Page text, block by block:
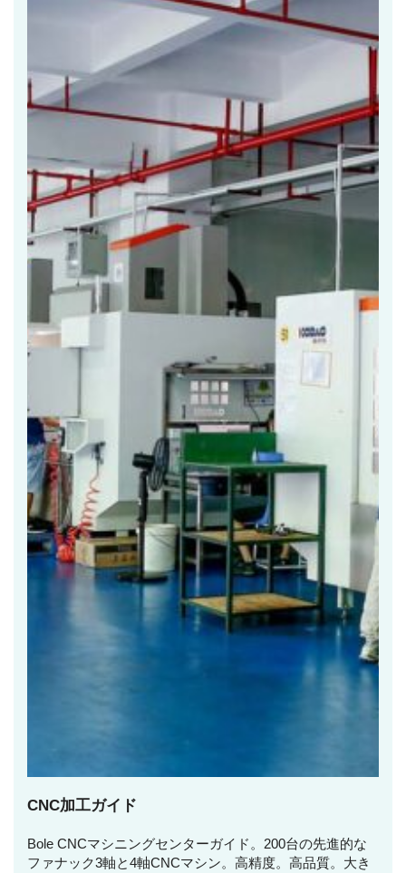
CNC加工ガイド
Bole CNCマシニングセンターガイド。200台の先進的な
ファナック3軸と4軸CNCマシン。高精度。高品質。大き